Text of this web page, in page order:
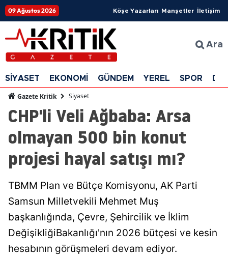
09 Ağustos 2026 Köşe Yazarları Manşetler İletişim
Ara
SİYASET EKONOMİ GÜNDEM YEREL SPOR
Gazete Kritik Siyaset
CHP'li Veli Ağbaba: Arsa
olmayan 500 bin konut
projesi hayal satışı mı?
TBMM Plan ve Bütçe Komisyonu, AK Parti
Samsun Milletvekili Mehmet Muş
başkanlığında, Çevre, Şehircilik ve İklim
DeğişikliğiBakanlığı'nın 2026 bütçesi ve kesin
hesabının görüşmeleri devam ediyor.